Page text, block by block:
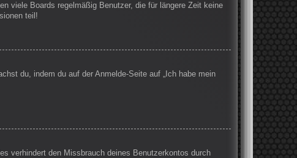
viele Boards regelmäßig Benutzer, die für längere Zeit keine
teil!
du, indem du auf der Anmelde-Seite auf „Ich habe mein
verhindert den Missbrauch deines Benutzerkontos durch